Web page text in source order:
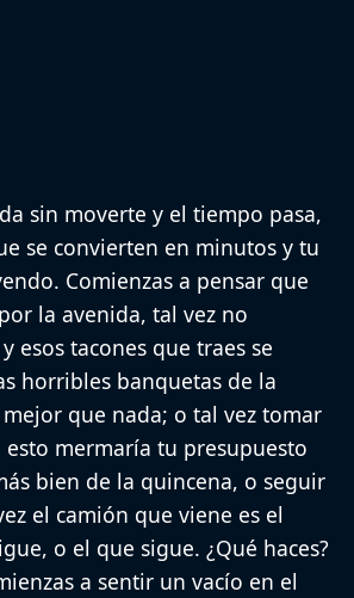
sin moverte y el tiempo pasa,
se convierten en minutos y tu
Comienzas a pensar que
la avenida, tal vez no
esos tacones que traes se
horribles banquetas de la
que nada; o tal vez tomar
mermaría tu presupuesto
bien de la quincena, o seguir
el camión que viene es el
o el que sigue. ¿Qué haces?
a sentir un vacío en el